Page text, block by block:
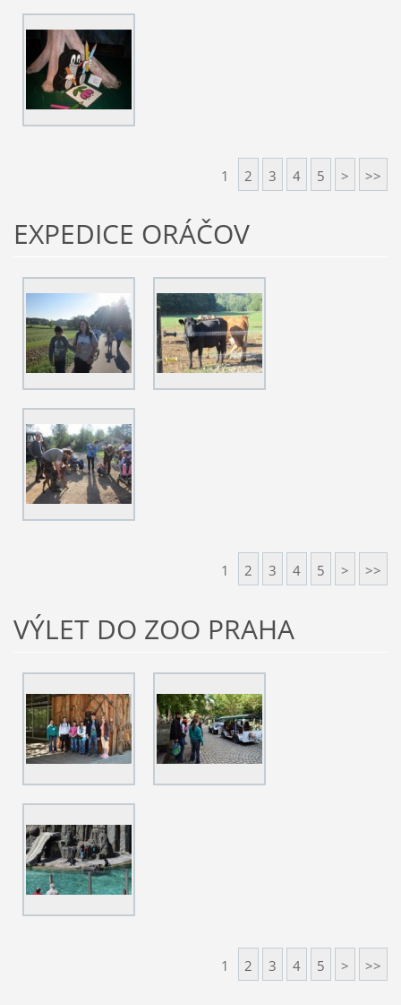
1 2 3 4 5 > >>
EXPEDICE ORÁČOV
1 2 3 4 5 > >>
VÝLET DO ZOO PRAHA
1 2 3 4 5 > >>